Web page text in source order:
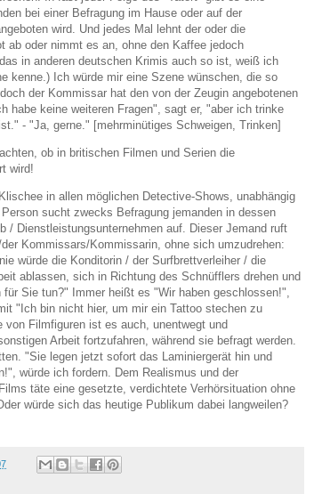
bei einer Befragung im Hause oder auf der
wird. Und jedes Mal lehnt der oder die
ab oder nimmt es an, ohne den Kaffee jedoch
in anderen deutschen Krimis auch so ist, weiß ich
kenne.) Ich würde mir eine Szene wünschen, die so
der Kommissar hat den von der Zeugin angebotenen
habe keine weiteren Fragen", sagt er, "aber ich trinke
- "Ja, gerne." [mehrminütiges Schweigen, Trinken]
ob in britischen Filmen und Serien die
wird!
in allen möglichen Detective-Shows, unabhängig
sucht zwecks Befragung jemanden in dessen
/ Dienstleistungsunternehmen auf. Dieser Jemand ruft
Kommissars/Kommissarin, ohne sich umzudrehen:
würde die Konditorin / der Surfbrettverleiher / die
ablassen, sich in Richtung des Schnüfflers drehen und
Sie tun?" Immer heißt es "Wir haben geschlossen!",
"Ich bin nicht hier, um mir ein Tattoo stechen zu
Filmfiguren ist es auch, unentwegt und
Arbeit fortzufahren, während sie befragt werden.
"Sie legen jetzt sofort das Laminiergerät hin und
würde ich fordern. Dem Realismus und der
täte eine gesetzte, verdichtete Verhörsituation ohne
würde sich das heutige Publikum dabei langweilen?